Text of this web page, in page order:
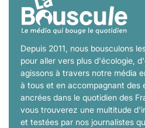
Depuis 2011, nous bousculons
pour aller vers plus d'écologie,
agissons à travers notre média
à tous et en accompagnant des
ancrées dans le quotidien des
vous trouverez une multitude
et testées par nos journalistes